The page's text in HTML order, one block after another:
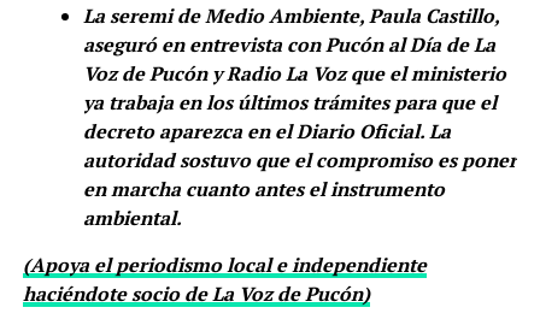
La seremi de Medio Ambiente, Paula Castillo,
aseguró en entrevista con Pucón al Día de La
Voz de Pucón y Radio La Voz que el ministerio
ya trabaja en los últimos trámites para que el
decreto aparezca en el Diario Oficial. La
autoridad sostuvo que el compromiso es poner
en marcha cuanto antes el instrumento
ambiental.
(Apoya el periodismo local e independiente
haciéndote socio de La Voz de Pucón)